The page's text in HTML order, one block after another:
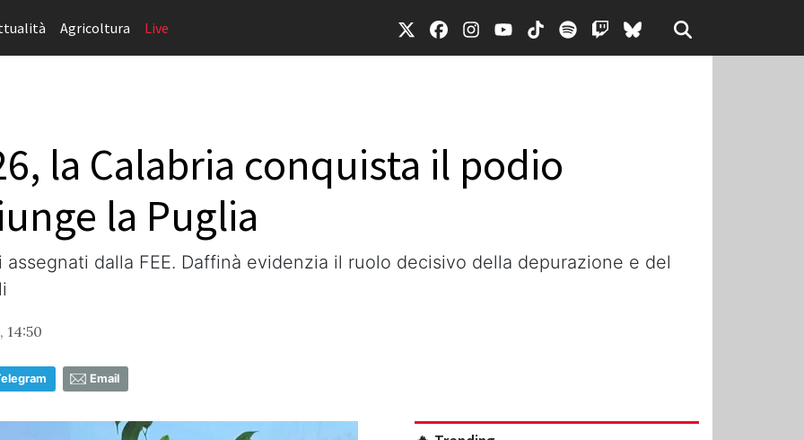
Agricoltura Live
la Calabria conquista il podio
la Puglia
dalla FEE. Daffinà evidenzia il ruolo decisivo della depurazione e del
14:50
Email